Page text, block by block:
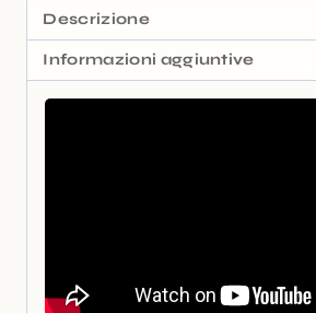
Descrizione
Informazioni aggiuntive